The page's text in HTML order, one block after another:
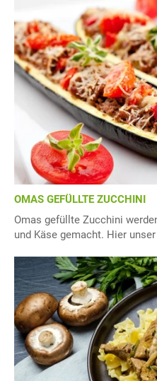
OMAS GEFÜLLTE ZUCCHINI
Omas gefüllte Zucchini
und Käse gemacht. Hier